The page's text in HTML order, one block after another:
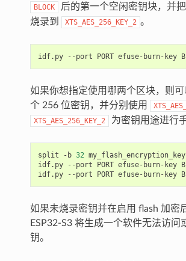
BLOCK
后的第一个空闲密钥块，并
烧录到
XTS_AES_256_KEY_2 。
idf.py --port PORT efuse-burn-key
如果你想指定使用哪两个区块，则
个 256 位密钥，并分别使用
XTS_AES_256_KEY_2 为密钥用途进行
split -b 32
idf.py
--port PORT efuse-burn-key
idf.py
--port PORT efuse-burn-key
如果未烧录密钥并在启用 flash 加密
ESP32-S3 将生成一个软件无法访问
钥。